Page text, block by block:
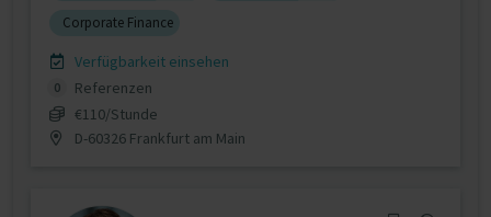
Corporate Finance
Verfügbarkeit einsehen
0
Referenzen
€110/Stunde
D-60326 Frankfurt am Main